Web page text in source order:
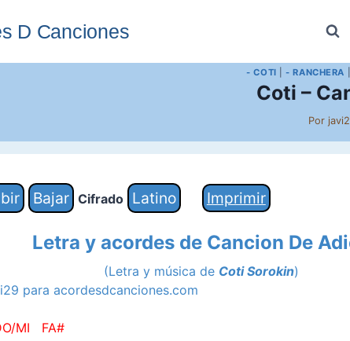
D Canciones
- COTI |- RANCHERA
Coti –
Por
Bajar Cifrado Latino Imprimir
Letra y acordes de Cancion De
(Letra y música de Coti Sorokin)
para acordesdcanciones.com
MI FA#